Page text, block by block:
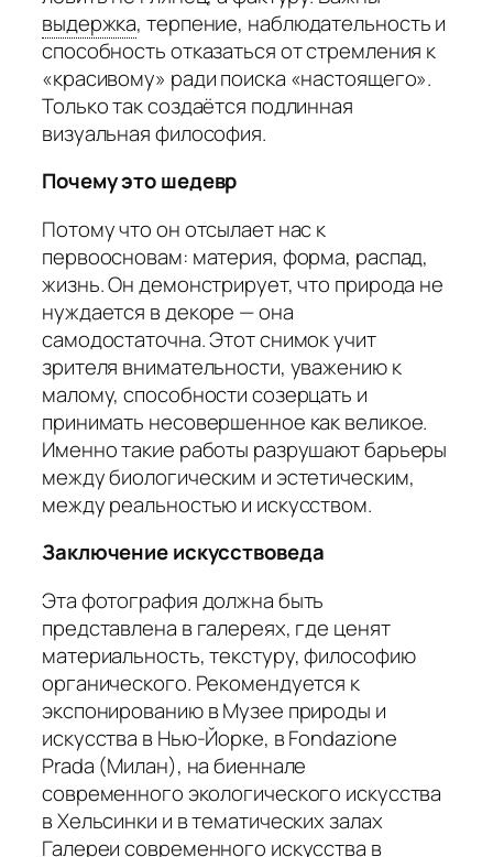
выдержка, терпение, наблюдательность и
способность отказаться от стремления к
«красивому» ради поиска «настоящего».
Только так создаётся подлинная
визуальная философия.
Почему это шедевр
Потому что он отсылает нас к
первоосновам: материя, форма, распад,
жизнь. Он демонстрирует, что природа не
нуждается в декоре — она
самодостаточна. Этот снимок учит
зрителя внимательности, уважению к
малому, способности созерцать и
принимать несовершенное как великое.
Именно такие работы разрушают барьеры
между биологическим и эстетическим,
между реальностью и искусством.
Заключение искусствоведа
Эта фотография должна быть
представлена в галереях, где ценят
материальность, текстуру, философию
органического. Рекомендуется к
экспонированию в Музее природы и
искусства в Нью-Йорке, в Fondazione
Prada (Милан), на биеннале
современного экологического искусства
в Хельсинки и в тематических залах
Галереи современного искусства в